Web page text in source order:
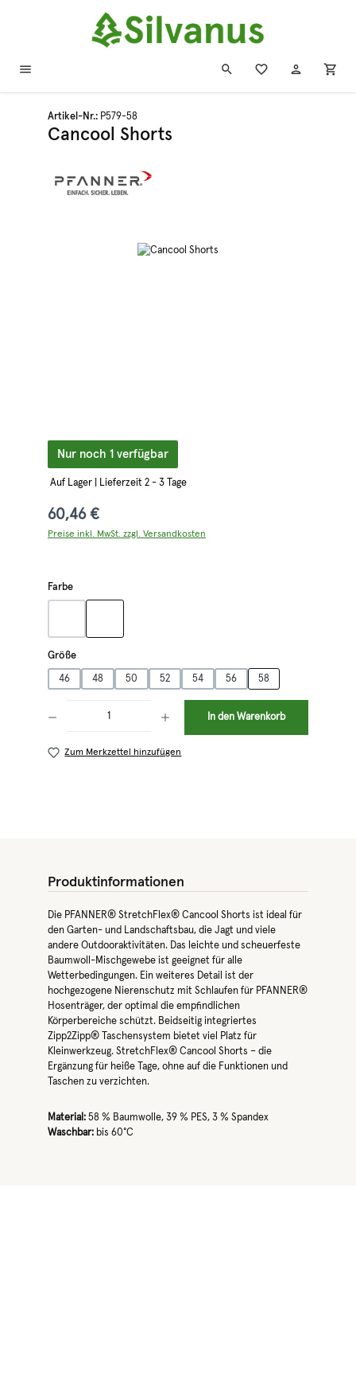
Zum Hauptinhalt springen
Artikel-Nr.: P579-58
Cancool Shorts
Bildergalerie überspringen
Nur noch 1 verfügbar
Auf Lager | Lieferzeit 2 - 3 Tage
60,46 €
Preise inkl. MwSt. zzgl. Versandkosten
Farbeauswählen
Größeauswählen
46 48 50 52 54 56 58
In den Warenkorb
Zum Merkzettel hinzufügen
Produktinformationen
Die PFANNER® StretchFlex® Cancool Shorts ist ideal für
den Garten- und Landschaftsbau, die Jagt und viele
andere Outdooraktivitäten. Das leichte und scheuerfeste
Baumwoll-Mischgewebe ist geeignet für alle
Wetterbedingungen. Ein weiteres Detail ist der
hochgezogene Nierenschutz mit Schlaufen für PFANNER®
Hosenträger, der optimal die empfindlichen
Körperbereiche schützt. Beidseitig integriertes
Zipp2Zipp® Taschensystem bietet viel Platz für
Kleinwerkzeug. StretchFlex® Cancool Shorts – die
Ergänzung für heiße Tage, ohne auf die Funktionen und
Taschen zu verzichten.
Material: 58 % Baumwolle, 39 % PES, 3 % Spandex
Waschbar: bis 60°C